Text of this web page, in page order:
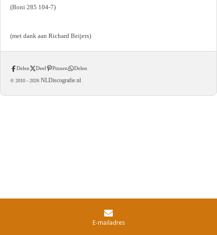
(Boni 285 104-7)
(met dank aan Richard Beijers)
Delen Deel Pinnen Delen
© 2010 - 2026 NLDiscografie.nl
E-mailadres